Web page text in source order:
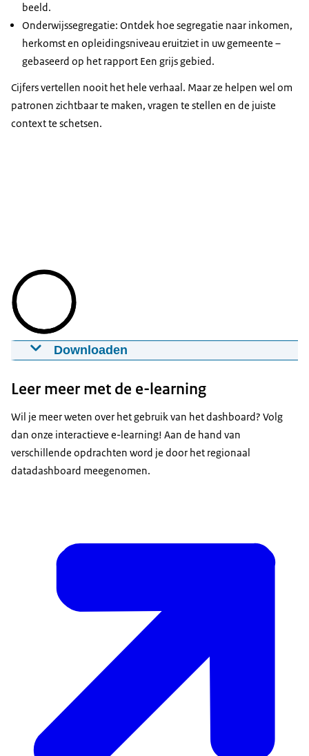
beeld.
Onderwijssegregatie: Ontdek hoe segregatie naar inkomen,
herkomst en opleidingsniveau eruitziet in uw gemeente –
gebaseerd op het rapport Een grijs gebied.
Cijfers vertellen nooit het hele verhaal. Maar ze helpen wel om
patronen zichtbaar te maken, vragen te stellen en de juiste
context te schetsen.
Downloaden
22-12-2025 mp4
Leer meer met de e-learning
Wil je meer weten over het gebruik van het dashboard? Volg
dan onze interactieve e-learning! Aan de hand van
verschillende opdrachten word je door het regionaal
datadashboard meegenomen.